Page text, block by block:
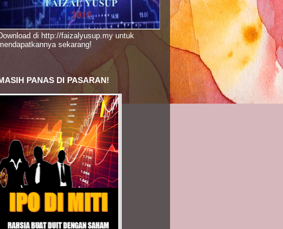
di http://faizalyusup.my untuk
sekarang!
PANAS DI PASARAN!